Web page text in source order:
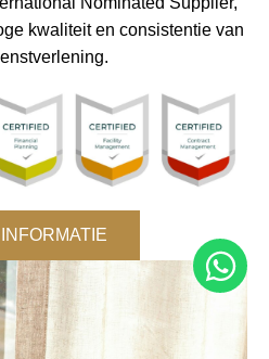
kwaliteit en consistentie van